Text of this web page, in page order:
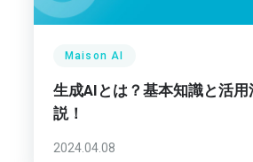
Maison AI
生成AIとは？基本知識と活用
説！
2024.04.08